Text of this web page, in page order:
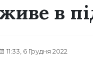
в
11:33, 6 Грудня 2022